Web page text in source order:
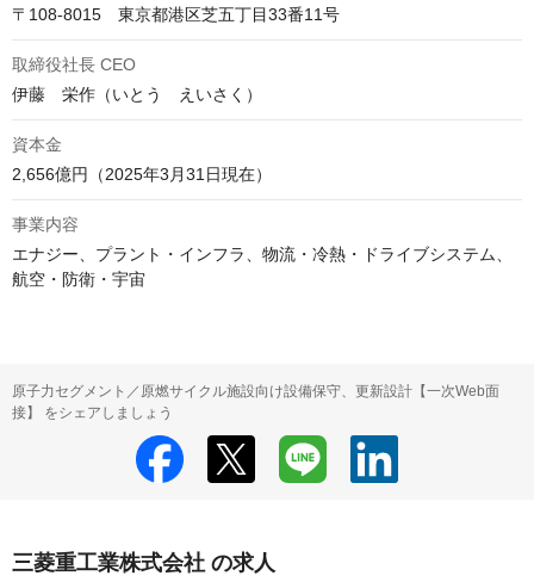
〒108-8015　東京都港区芝五丁目33番11号
取締役社長 CEO
伊藤　栄作（いとう　えいさく）
資本金
2,656億円（2025年3月31日現在）
事業内容
エナジー、プラント・インフラ、物流・冷熱・ドライブシステム、
航空・防衛・宇宙
原子力セグメント／原燃サイクル施設向け設備保守、更新設計【一次Web面
接】 をシェアしましょう
三菱重工業株式会社 の求人